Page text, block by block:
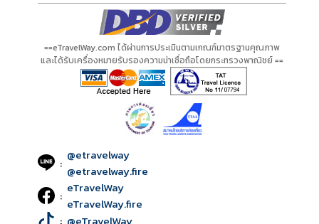
==eTravelWay.com ได้ผ่านการประเมินตามเกณฑ์มาตรฐานคุณภาพ
และได้รับเครื่องหมายรับรองความน่าเชื่อถือโดยกระทรวงพาณิชย์ ==
: @etravelway
@etravelway.fire
: eTravelWay
eTravelWay.fire
: @eTravelWay